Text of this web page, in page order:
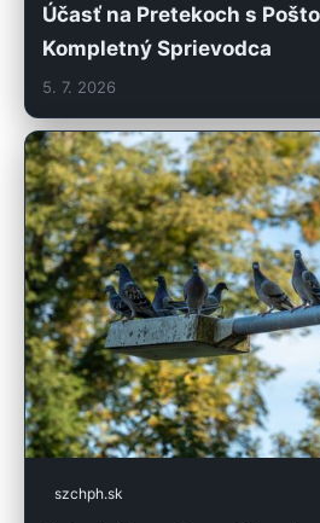
Účasť na Pretekoch s
Kompletný Sprievodca
5. 7. 2026
szchph.sk